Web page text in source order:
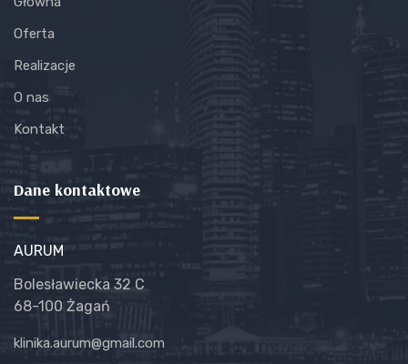
Oferta
Realizacje
O nas
Kontakt
Dane kontaktowe
AURUM
Bolesławiecka 32 C
68-100 Żagań
klinika.aurum@gmail.com